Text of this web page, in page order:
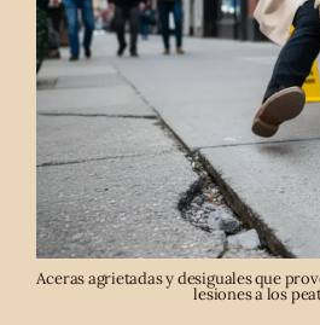
Aceras agrietadas y desiguales que
lesiones a los